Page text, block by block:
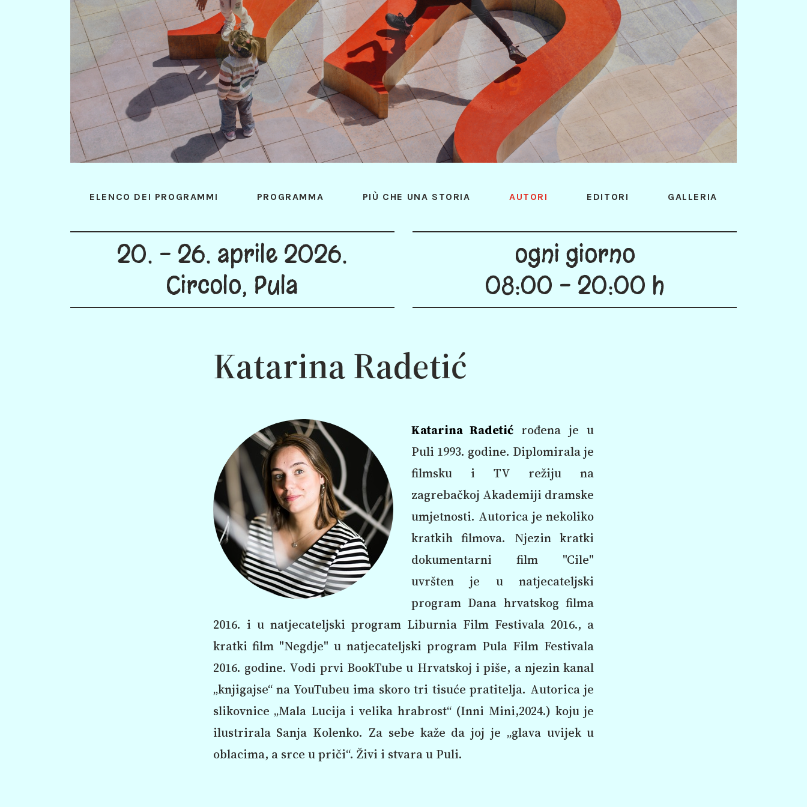
ELENCO DEI PROGRAMMI PROGRAMMA PIÙ CHE UNA STORIA AUTORI EDITORI GALLERIA
20. - 26. aprile 2026.
Circolo, Pula
ogni giorno
08:00 - 20:00 h
Katarina Radetić
Katarina Radetić rođena je u
Puli 1993. godine. Diplomirala je
filmsku i TV režiju na
zagrebačkoj Akademiji dramske
umjetnosti. Autorica je nekoliko
kratkih filmova. Njezin kratki
dokumentarni film "Cile"
uvršten je u natjecateljski
program Dana hrvatskog filma
2016. i u natjecateljski program Liburnia Film Festivala 2016., a
kratki film "Negdje" u natjecateljski program Pula Film Festivala
2016. godine. Vodi prvi BookTube u Hrvatskoj i piše, a njezin kanal
„knjigajse“ na YouTubeu ima skoro tri tisuće pratitelja. Autorica je
slikovnice „Mala Lucija i velika hrabrost“ (Inni Mini,2024.) koju je
ilustrirala Sanja Kolenko. Za sebe kaže da joj je „glava uvijek u
oblacima, a srce u priči“. Živi i stvara u Puli.